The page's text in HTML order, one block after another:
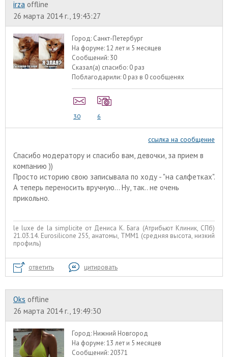
irza offline
26 марта 2014 г., 19:43:27
Город: Санкт-Петербург
На форуме:12 лет и 5 месяцев
Сообщений: 30
Сказал(а) спасибо: 0 раз
Поблагодарили: 0 раз в 0 сообщенях
30 6
ссылка на сообщение
Спасибо модератору и спасибо вам, девочки, за прием в
компанию ))
Просто историю свою записывала по ходу - "на салфетках".
А теперь переносить вручную... Ну, так.. не очень
прикольно.
le luxe de la simplicite от Дениса К. Бага (Атрибьют Клиник, СПб)
21.03.14. Eurosiliconе 255, анатомы, ТММ1 (средняя высота, низкий
профиль)
ответить цитировать
Oks offline
26 марта 2014 г., 19:49:30
Город: Нижний Новгород
На форуме:13 лет и 5 месяцев
Сообщений: 20371